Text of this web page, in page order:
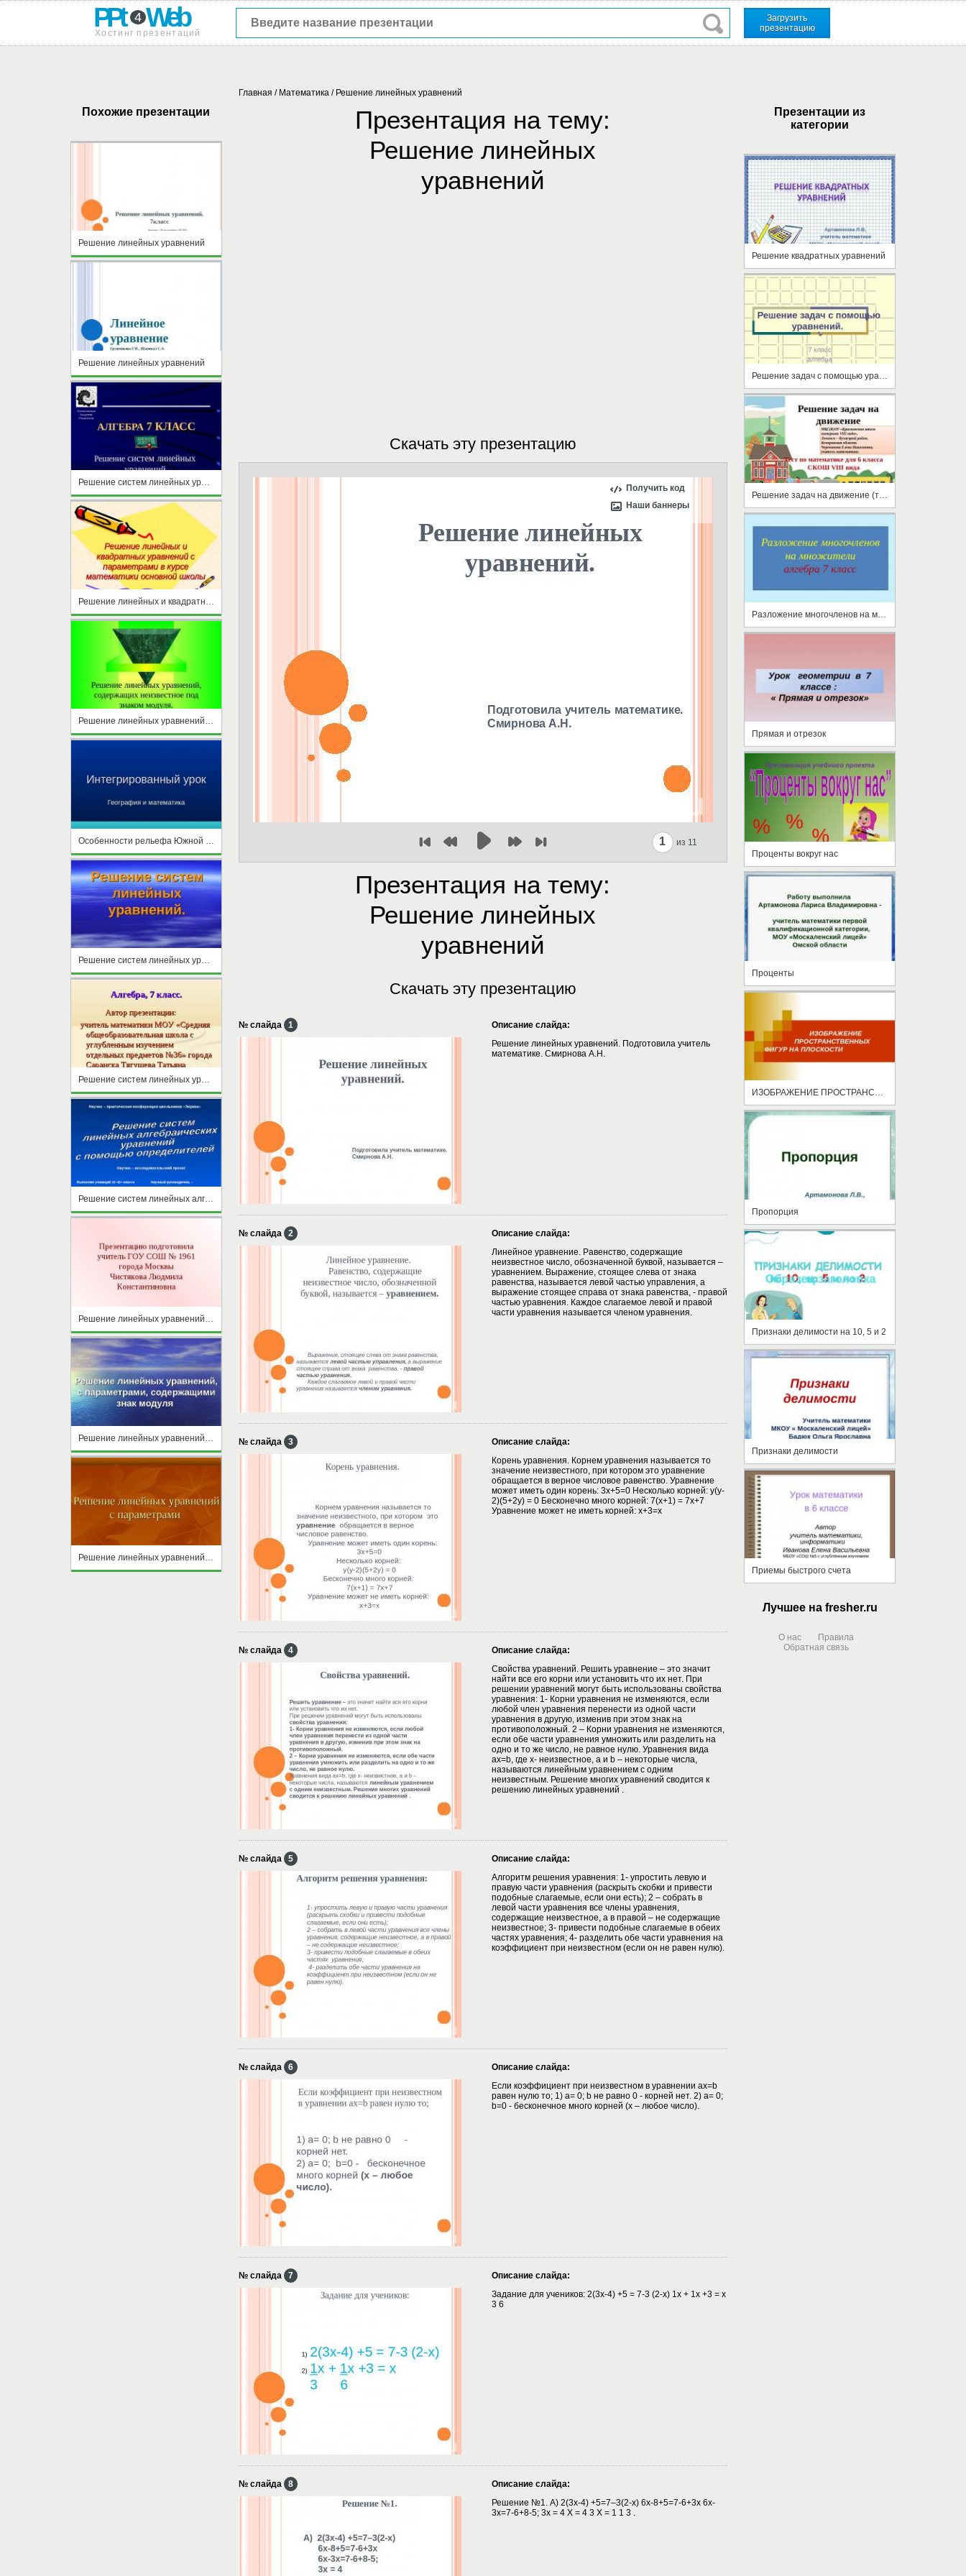
PPt 4 Web
Хостинг презентаций
Загрузить
презентацию
Похожие презентации
Решение линейных уравнений
Решение линейных уравнений
Решение линейных и квадратных уравнений с параметрами в курсе математики основной школы
Решение линейных уравнений, содержащих неизвестное под знаком модуля
Решение систем линейных уравнений
Решение систем линейных уравнений
Решение систем линейных алгебраических уравнений с помощью определителей
Решение линейных уравнений, с параметрами, содержащими знак модуля
Решение линейных уравнений с параметрами
Главная / Математика / Решение линейных уравнений
Презентация на тему:
Решение линейных
уравнений
Скачать эту презентацию
Получить код
Наши баннеры
1 из 11
Презентация на тему:
Решение линейных
уравнений
Скачать эту презентацию
№ слайда 1
Описание слайда:
Решение линейных уравнений. Подготовила учитель
математике. Смирнова А.Н.
№ слайда 2
Описание слайда:
Линейное уравнение. Равенство, содержащие
неизвестное число, обозначенной буквой, называется –
уравнением. Выражение, стоящее слева от знака
равенства, называется левой частью управления, а
выражение стоящее справа от знака равенства, - правой
частью уравнения. Каждое слагаемое левой и правой
части уравнения называется членом уравнения.
№ слайда 3
Описание слайда:
Корень уравнения. Корнем уравнения называется то
значение неизвестного, при котором это уравнение
обращается в верное числовое равенство. Уравнение
может иметь один корень: 3x+5=0 Несколько корней: y(y-
2)(5+2y) = 0 Бесконечно много корней: 7(x+1) = 7x+7
Уравнение может не иметь корней: x+3=x
№ слайда 4
Описание слайда:
Свойства уравнений. Решить уравнение – это значит
найти все его корни или установить что их нет. При
решении уравнений могут быть использованы свойства
уравнения: 1- Корни уравнения не изменяются, если
любой член уравнения перенести из одной части
уравнения в другую, изменив при этом знак на
противоположный. 2 – Корни уравнения не изменяются,
если обе части уравнения умножить или разделить на
одно и то же число, не равное нулю. Уравнения вида
ax=b, где x- неизвестное, a и b – некоторые числа,
называются линейным уравнением с одним
неизвестным. Решение многих уравнений сводится к
решению линейных уравнений .
№ слайда 5
Описание слайда:
Алгоритм решения уравнения: 1- упростить левую и
правую части уравнения (раскрыть скобки и привести
подобные слагаемые, если они есть); 2 – собрать в
левой части уравнения все члены уравнения,
содержащие неизвестное, а в правой – не содержащие
неизвестное; 3- привести подобные слагаемые в обеих
частях уравнения; 4- разделить обе части уравнения на
коэффициент при неизвестном (если он не равен нулю).
№ слайда 6
Описание слайда:
Если коэффициент при неизвестном в уравнении ax=b
равен нулю то; 1) a= 0; b не равно 0 - корней нет. 2) a= 0;
b=0 - бесконечное много корней (x – любое число).
№ слайда 7
Описание слайда:
Задание для учеников: 2(3x-4) +5 = 7-3 (2-x) 1x + 1x +3 = x
3 6
№ слайда 8
Описание слайда:
Решение №1. А) 2(3x-4) +5=7–3(2-x) 6x-8+5=7-6+3x 6x-
3x=7-6+8-5; 3x = 4 X = 4 3 X = 1 1 3 .
Презентации из
категории
Решение квадратных уравнений
Разложение многочленов на множители
Прямая и отрезок
Проценты вокруг нас
Проценты
ИЗОБРАЖЕНИЕ ПРОСТРАНСТВЕННЫХ ФИГУР НА ПЛОСКОСТИ
Пропорция
Признаки делимости на 10, 5 и 2
Признаки делимости
Приемы быстрого счета
Лучшее на fresher.ru
О нас
Правила
Обратная связь